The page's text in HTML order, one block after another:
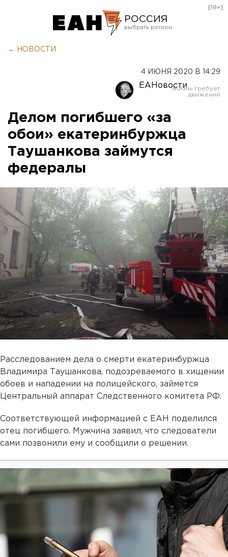
РОССИЯ
Оренбург
[18+]
← НОВОСТИ
4 ИЮНЯ 2020 В 14:29
ЕАНовости
Делом погибшего «за
обои» екатеринбуржца
Таушанкова займутся
федералы
Расследованием дела о смерти екатеринбуржца
Владимира Таушанкова, подозреваемого в хищении
обоев и нападении на полицейского, займется
Центральный аппарат Следственного комитета РФ.
Соответствующей информацией с ЕАН поделился
отец погибшего. Мужчина заявил, что следователи
сами позвонили ему и сообщили о решении.